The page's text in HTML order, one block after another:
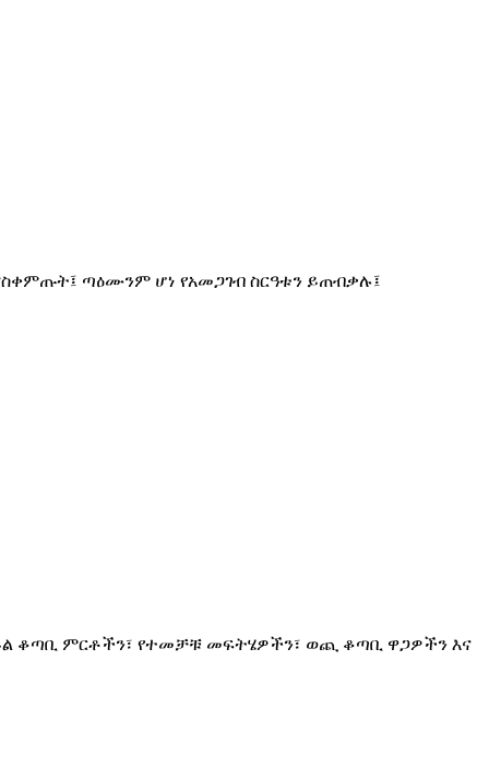
ጣዕሙንም ሆነ የአመጋገብ ስርዓቱን ይጠብቃሉ፤
ቆጣቢ ምርቶችን፣ የተመቻቹ መፍትሄዎችን፣ ወጪ ቆጣቢ ዋጋዎችን እና